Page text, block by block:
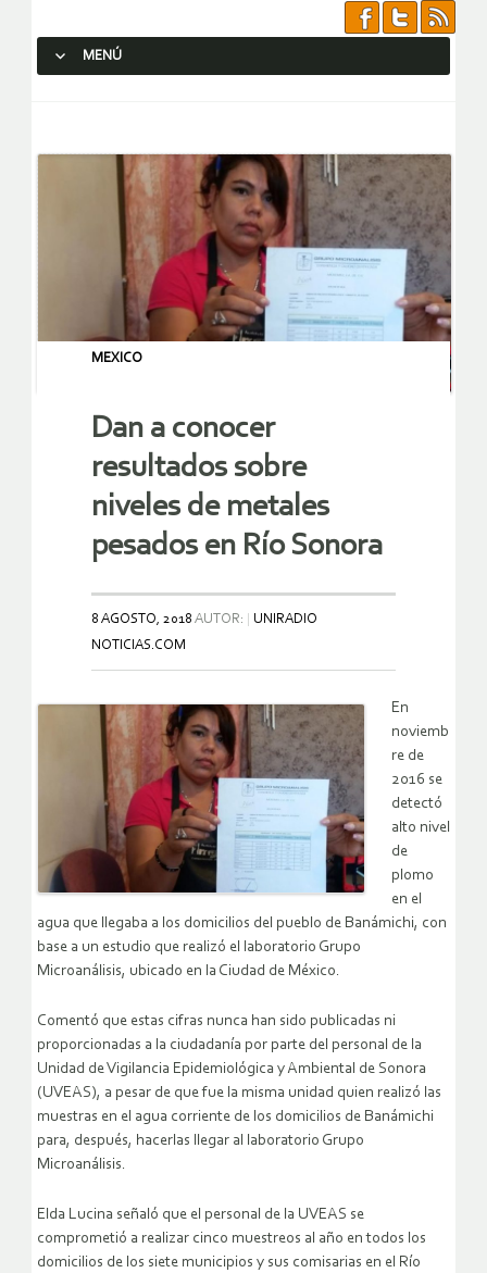
MENÚ
MEXICO
Dan a conocer
resultados sobre
niveles de metales
pesados en Río Sonora
8 AGOSTO, 2018 AUTOR:
UNIRADIO
NOTICIAS.COM
En
noviemb
re de
2016 se
detectó
alto nivel
de
plomo
en el
agua que llegaba a los domicilios del pueblo de Banámichi, con
base a un estudio que realizó el laboratorio Grupo
Microanálisis, ubicado en la Ciudad de México.
Comentó que estas cifras nunca han sido publicadas ni
proporcionadas a la ciudadanía por parte del personal de la
Unidad de Vigilancia Epidemiológica y Ambiental de Sonora
(UVEAS), a pesar de que fue la misma unidad quien realizó las
muestras en el agua corriente de los domicilios de Banámichi
para, después, hacerlas llegar al laboratorio Grupo
Microanálisis.
Elda Lucina señaló que el personal de la UVEAS se
comprometió a realizar cinco muestreos al año en todos los
domicilios de los siete municipios y sus comisarias en el Río